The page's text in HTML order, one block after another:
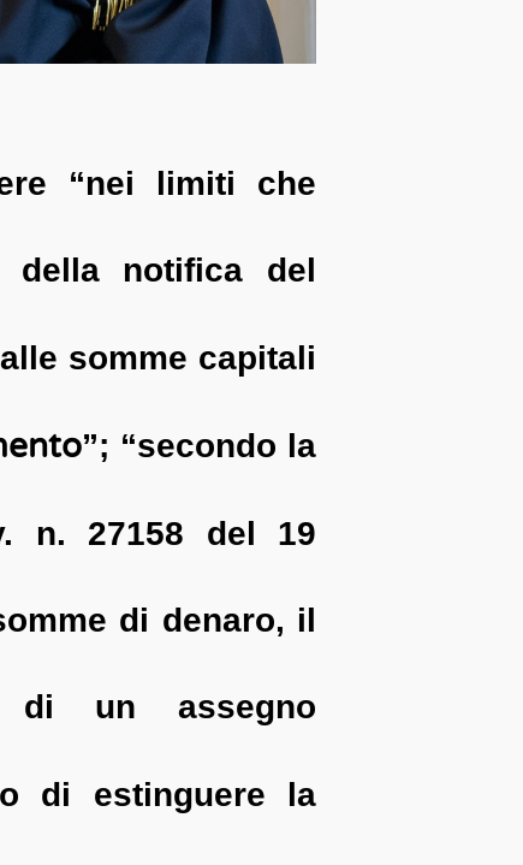
“nei limiti che
notifica del
somme capitali
”; “secondo la
n. 27158 del 19
di denaro, il
di un assegno
di estinguere la